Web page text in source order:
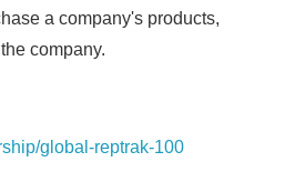
a company's products,
company.
global-reptrak-100